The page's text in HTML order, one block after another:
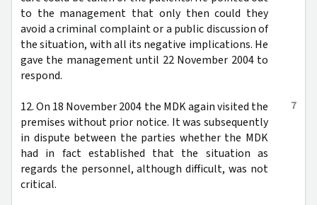
to the management that only then could they
avoid a criminal complaint or a public discussion of
the situation, with all its negative implications. He
gave the management until 22 November 2004 to
respond.
7
12. On 18 November 2004 the MDK again visited the
premises without prior notice. It was subsequently
in dispute between the parties whether the MDK
had in fact established that the situation as
regards the personnel, although difficult, was not
critical.